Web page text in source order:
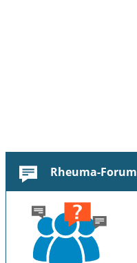
Rheuma-Forum